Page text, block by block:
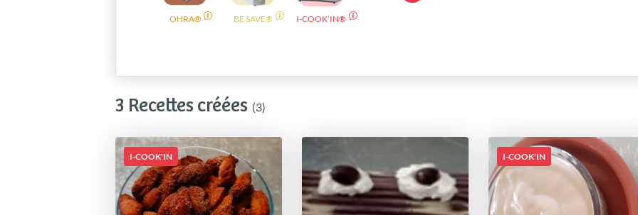
OHRA® BE SAVE® I-COOK’IN®
3 Recettes créées (3)
I-COOK'IN I-COOK'IN